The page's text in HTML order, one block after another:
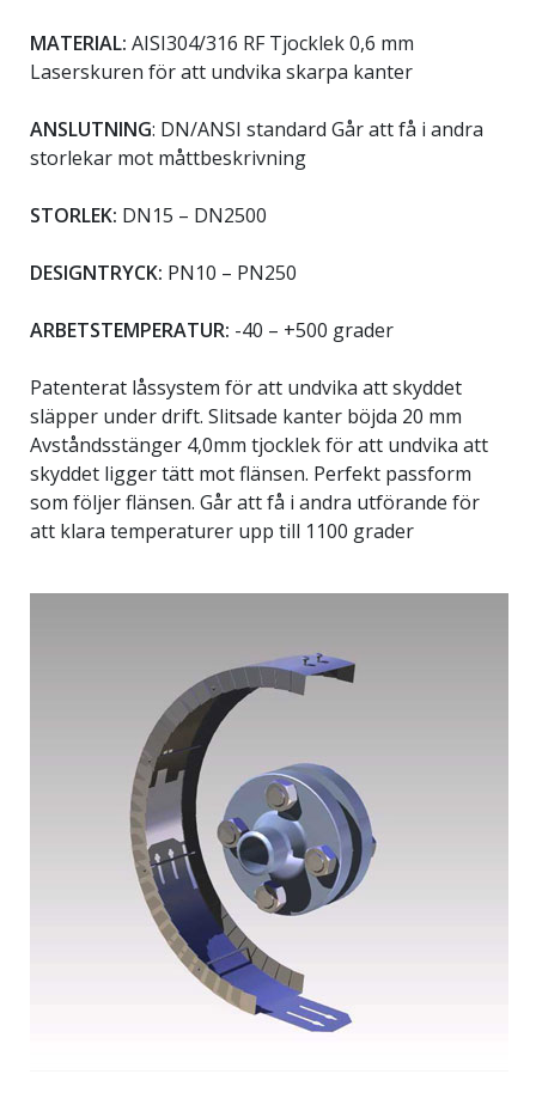
MATERIAL: AISI304/316 RF Tjocklek 0,6 mm
Laserskuren för att undvika skarpa kanter
ANSLUTNING: DN/ANSI standard Går att få i andra
storlekar mot måttbeskrivning
STORLEK: DN15 – DN2500
DESIGNTRYCK: PN10 – PN250
ARBETSTEMPERATUR: -40 – +500 grader
Patenterat låssystem för att undvika att skyddet
släpper under drift. Slitsade kanter böjda 20 mm
Avståndsstänger 4,0mm tjocklek för att undvika att
skyddet ligger tätt mot flänsen. Perfekt passform
som följer flänsen. Går att få i andra utförande för
att klara temperaturer upp till 1100 grader